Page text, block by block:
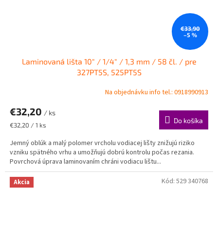
€33,90
–5 %
Laminovaná lišta 10" / 1/4" / 1,3 mm / 58 čl. / pre
327PT5S, 525PT5S
Na objednávku info tel.: 0918990913
€32,20 / ks
Jednotková
€32,20 / 1 ks
Do košíka
Jemný oblúk a malý polomer vrcholu vodiacej lišty znižujú riziko
vzniku spätného vrhu a umožňujú dobrú kontrolu počas rezania.
Povrchová úprava laminovaním chráni vodiacu lištu...
Akcia Kód: 529 340768